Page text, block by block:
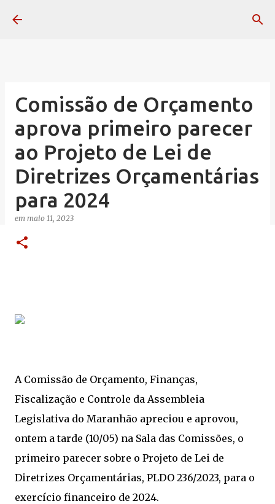
Comissão de Orçamento
aprova primeiro parecer
ao Projeto de Lei de
Diretrizes Orçamentárias
para 2024
em maio 11, 2023
A Comissão de Orçamento, Finanças,
Fiscalização e Controle da Assembleia
Legislativa do Maranhão apreciou e aprovou,
ontem a tarde (10/05) na Sala das Comissões, o
primeiro parecer sobre o Projeto de Lei de
Diretrizes Orçamentárias, PLDO 236/2023, para o
exercício financeiro de 2024.